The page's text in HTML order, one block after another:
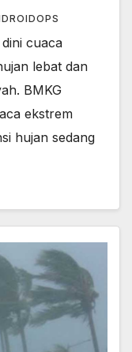
cuaca
lebat dan
BMKG
ekstrem
hujan sedang